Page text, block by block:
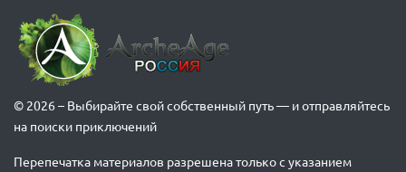
© 2026 – Выбирайте свой собственный путь — и отправляйтесь
на поиски приключений
Перепечатка материалов разрешена только с указанием